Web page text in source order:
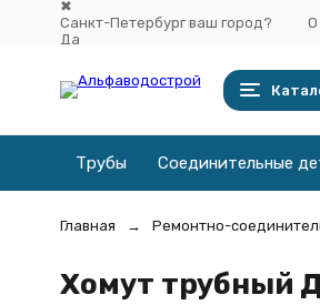
✖
Санкт-Петербург ваш город?
Да
О
Трубы Соединительные
Главная Ремонтно-
Хомут трубный